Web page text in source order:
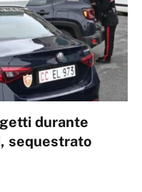
durante
sequestrato